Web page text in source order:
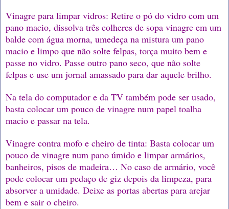
Vinagre para limpar vidros: Retire o pó do vidro com um
pano macio, dissolva três colheres de sopa vinagre em um
balde com água morna, umedeça na mistura um pano
macio e limpo que não solte felpas, torça muito bem e
passe no vidro. Passe outro pano seco, que não solte
felpas e use um jornal amassado para dar aquele brilho.
Na tela do computador e da TV também pode ser usado,
basta colocar um pouco de vinagre num papel toalha
macio e passar na tela.
Vinagre contra mofo e cheiro de tinta: Basta colocar um
pouco de vinagre num pano úmido e limpar armários,
banheiros, pisos de madeira… No caso de armário, você
pode colocar um pedaço de giz depois da limpeza, para
absorver a umidade. Deixe as portas abertas para arejar
bem e sair o cheiro.